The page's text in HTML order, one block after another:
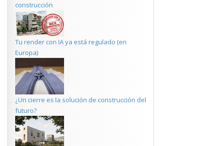
construcción
Tu render con IA ya está regulado (en
Europa)
¿Un cierre es la solución de construcción del
futuro?